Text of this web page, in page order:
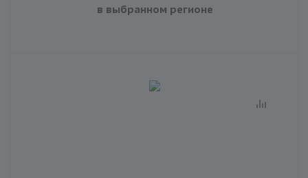
в выбранном регионе